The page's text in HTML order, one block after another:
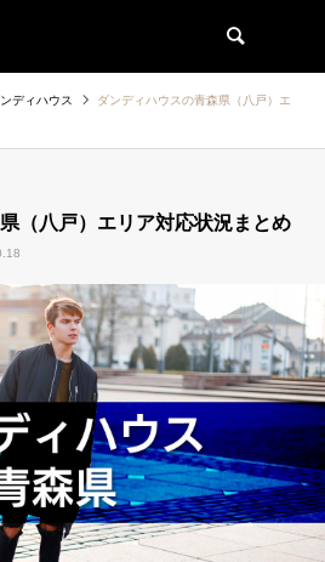
ディハウス
ダンディハウスの青森県（八戸）エ
（八戸）エリア対応状況まとめ